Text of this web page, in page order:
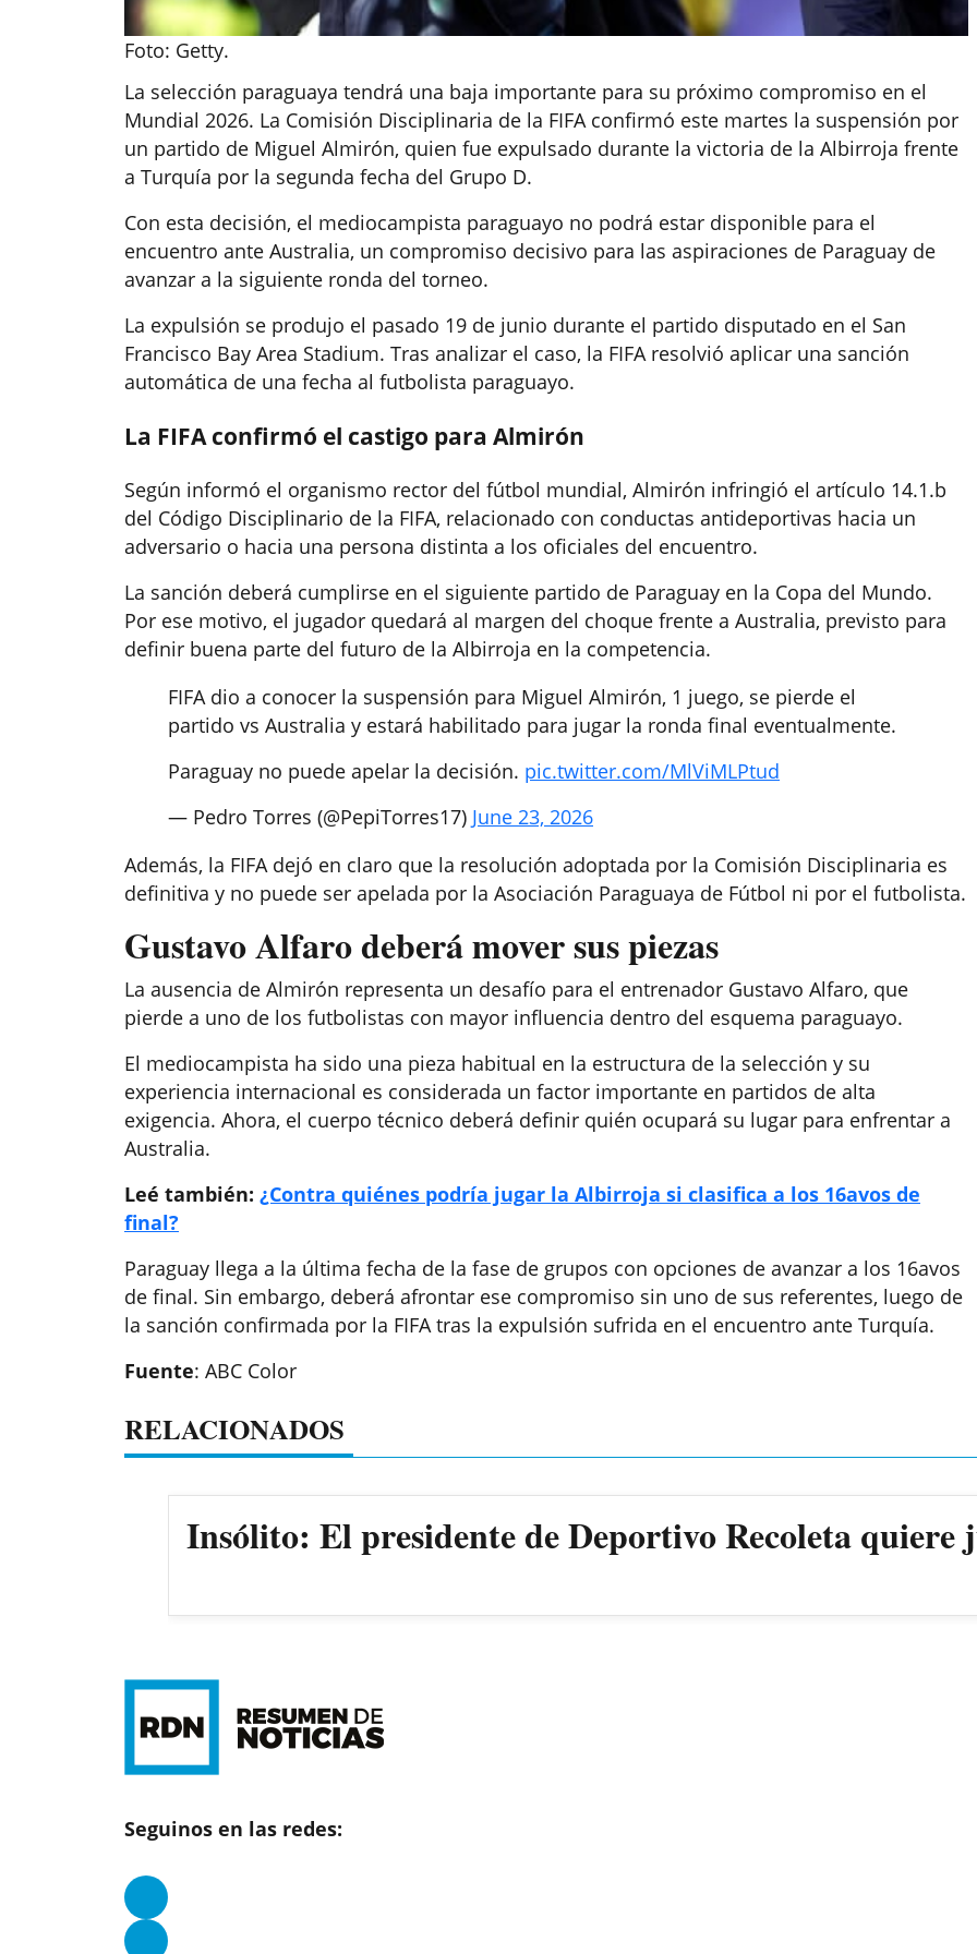
Foto: Getty.
La selección paraguaya tendrá una baja importante para su próximo compromiso en el
Mundial 2026. La Comisión Disciplinaria de la FIFA confirmó este martes la suspensión por
un partido de Miguel Almirón, quien fue expulsado durante la victoria de la Albirroja frente
a Turquía por la segunda fecha del Grupo D.
Con esta decisión, el mediocampista paraguayo no podrá estar disponible para el
encuentro ante Australia, un compromiso decisivo para las aspiraciones de Paraguay de
avanzar a la siguiente ronda del torneo.
La expulsión se produjo el pasado 19 de junio durante el partido disputado en el San
Francisco Bay Area Stadium. Tras analizar el caso, la FIFA resolvió aplicar una sanción
automática de una fecha al futbolista paraguayo.
La FIFA confirmó el castigo para Almirón
Según informó el organismo rector del fútbol mundial, Almirón infringió el artículo 14.1.b
del Código Disciplinario de la FIFA, relacionado con conductas antideportivas hacia un
adversario o hacia una persona distinta a los oficiales del encuentro.
La sanción deberá cumplirse en el siguiente partido de Paraguay en la Copa del Mundo.
Por ese motivo, el jugador quedará al margen del choque frente a Australia, previsto para
definir buena parte del futuro de la Albirroja en la competencia.
FIFA dio a conocer la suspensión para Miguel Almirón, 1 juego, se pierde el
partido vs Australia y estará habilitado para jugar la ronda final eventualmente.
Paraguay no puede apelar la decisión. pic.twitter.com/MlViMLPtud
— Pedro Torres (@PepiTorres17) June 23, 2026
Además, la FIFA dejó en claro que la resolución adoptada por la Comisión Disciplinaria es
definitiva y no puede ser apelada por la Asociación Paraguaya de Fútbol ni por el futbolista.
Gustavo Alfaro deberá mover sus piezas
La ausencia de Almirón representa un desafío para el entrenador Gustavo Alfaro, que
pierde a uno de los futbolistas con mayor influencia dentro del esquema paraguayo.
El mediocampista ha sido una pieza habitual en la estructura de la selección y su
experiencia internacional es considerada un factor importante en partidos de alta
exigencia. Ahora, el cuerpo técnico deberá definir quién ocupará su lugar para enfrentar a
Australia.
Leé también: ¿Contra quiénes podría jugar la Albirroja si clasifica a los 16avos de
final?
Paraguay llega a la última fecha de la fase de grupos con opciones de avanzar a los 16avos
de final. Sin embargo, deberá afrontar ese compromiso sin uno de sus referentes, luego de
la sanción confirmada por la FIFA tras la expulsión sufrida en el encuentro ante Turquía.
Fuente: ABC Color
RELACIONADOS
Insólito: El presidente de Deportivo Recoleta quiere
Seguinos en las redes: